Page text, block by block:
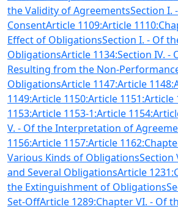
the Validity of AgreementsSection I.
ConsentArticle 1109:Article 1110:
Effect of ObligationsSection I. - Of
ObligationsArticle 1134:Section IV. -
Resulting from the Non-
ObligationsArticle 1147:Article 1148:
1149:Article 1150:Article 1151:Article
1153:Article 1153-1:Article 1154:
V. - Of the Interpretation of
1156:Article 1157:Article 1162:
Various Kinds of ObligationsSection
and Several ObligationsArticle 1231:
the Extinguishment of Obligations
Set-OffArticle 1289:Chapter VI. - Of